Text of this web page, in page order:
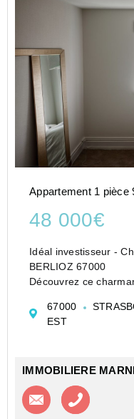
Appartement 1 pièce
48 000€
Idéal investisseur - Chambre 9m² - Libre - RUE
BERLIOZ 67000
Découvrez ce
un cadre de vie
fonctionnel est idéal
67000
EST
IMMOBILIERE
Contacter